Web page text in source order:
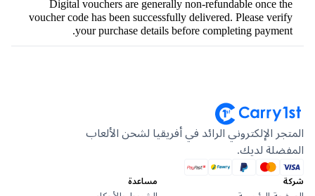
Digital vouchers are generally non-refundable once
voucher code has been successfully delivered. Please
your purchase details before completing
الإلكتروني الرائد في أفريقيا لشحن الألعاب
لديك.
مساعدة